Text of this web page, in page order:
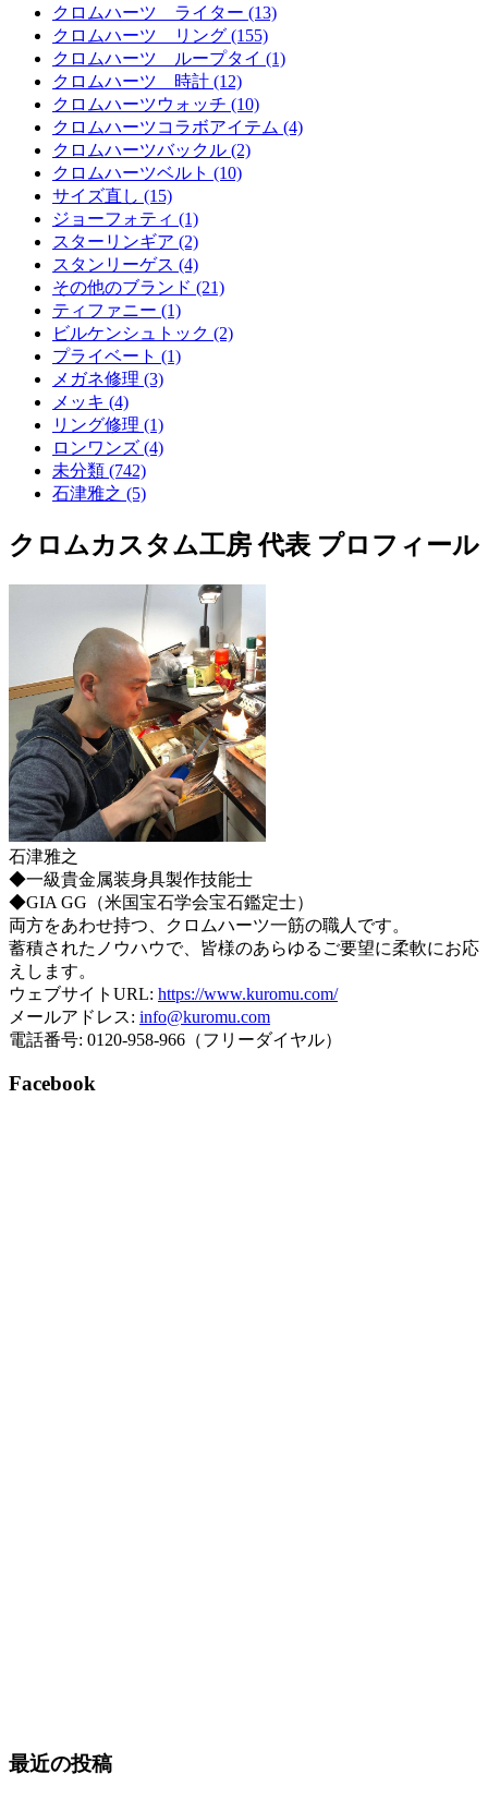
クロムハーツ ライター (13)
クロムハーツ リング (155)
クロムハーツ ループタイ (1)
クロムハーツ 時計 (12)
クロムハーツウォッチ (10)
クロムハーツコラボアイテム (4)
クロムハーツバックル (2)
クロムハーツベルト (10)
サイズ直し (15)
ジョーフォティ (1)
スターリンギア (2)
スタンリーゲス (4)
その他のブランド (21)
ティファニー (1)
ビルケンシュトック (2)
プライベート (1)
メガネ修理 (3)
メッキ (4)
リング修理 (1)
ロンワンズ (4)
未分類 (742)
石津雅之 (5)
クロムカスタム工房 代表 プロフィール
石津雅之
◆一級貴金属装身具製作技能士
◆GIA GG（米国宝石学会宝石鑑定士）
両方をあわせ持つ、クロムハーツ一筋の職人です。
蓄積されたノウハウで、皆様のあらゆるご要望に柔軟にお応
えします。
ウェブサイトURL: https://www.kuromu.com/
メールアドレス: info@kuromu.com
電話番号: 0120-958-966（フリーダイヤル）
Facebook
最近の投稿